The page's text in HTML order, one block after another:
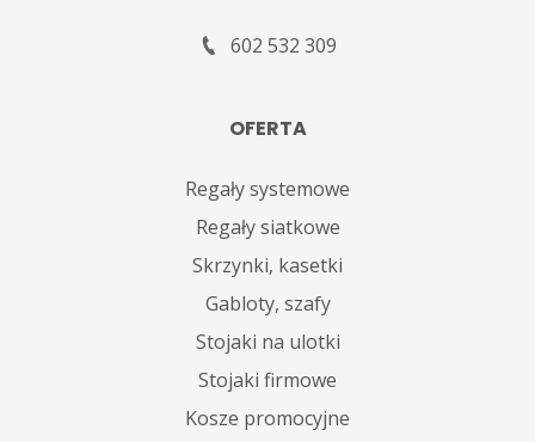
602 532 309
OFERTA
Regały systemowe
Regały siatkowe
Skrzynki, kasetki
Gabloty, szafy
Stojaki na ulotki
Stojaki firmowe
Kosze promocyjne